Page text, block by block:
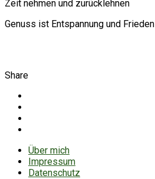
Zeit nehmen und zurücklehnen
Genuss ist Entspannung und Frieden
Share
Über mich
Impressum
Datenschutz